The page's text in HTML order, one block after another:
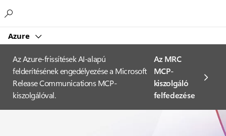
Azure
Az Azure-frissítések AI-alapú
felderítésének engedélyezése a Microsoft
Release Communications MCP-
kiszolgálóval.
Az MRC
MCP-
kiszolgáló
felfedezése